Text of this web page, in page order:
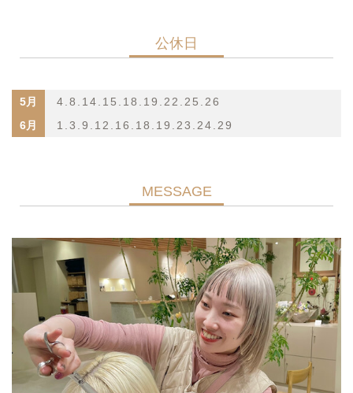
公休日
5月
4.8.14.15.18.19.22.25.26
6月
1.3.9.12.16.18.19.23.24.29
MESSAGE